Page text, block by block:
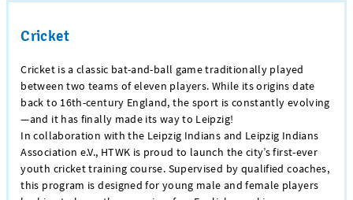
Cricket
Cricket is a classic bat-and-ball game traditionally played
between two teams of eleven players. While its origins date
back to 16th-century England, the sport is constantly evolving
—and it has finally made its way to Leipzig!
In collaboration with the Leipzig Indians and Leipzig Indians
Association e.V., HTWK is proud to launch the city’s first-ever
youth cricket training course. Supervised by qualified coaches,
this program is designed for young male and female players